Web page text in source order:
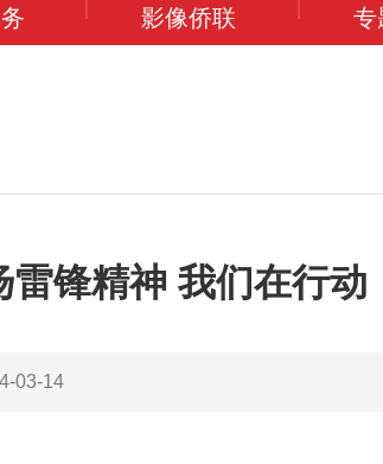
影像侨联 专
锋精神 我们在行动
03-14